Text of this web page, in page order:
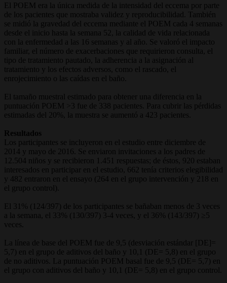
El POEM era la única medida de la intensidad del eccema por parte
de los pacientes que mostraba validez y reproducibilidad. También
se midió la gravedad del eccema mediante el POEM cada 4 semanas
desde el inicio hasta la semana 52, la calidad de vida relacionada
con la enfermedad a las 16 semanas y al año. Se valoró el impacto
familiar, el número de exacerbaciones que requirieron consulta, el
tipo de tratamiento pautado, la adherencia a la asignación al
tratamiento y los efectos adversos, como el rascado, el
enrojecimiento o las caídas en el baño.
El tamaño muestral estimado para obtener una diferencia en la
puntuación POEM >3 fue de 338 pacientes. Para cubrir las pérdidas
estimadas del 20%, la muestra se aumentó a 423 pacientes.
Resultados
Los participantes se incluyeron en el estudio entre diciembre de
2014 y mayo de 2016. Se enviaron invitaciones a los padres de
12.504 niños y se recibieron 1.451 respuestas; de éstos, 920 estaban
interesados en participar en el estudio, 662 tenía criterios elegibilidad
y 482 entraron en el ensayo (264 en el grupo intervención y 218 en
el grupo control).
El 31% (124/397) de los participantes se bañaban menos de 3 veces
a la semana, el 33% (130/397) 3-4 veces, y el 36% (143/397) ≥5
veces.
La línea de base del POEM fue de 9,5 (desviación estándar [DE]=
5,7) en el grupo de aditivos del baño y 10,1 (DE= 5,8) en el grupo
de no aditivos. La puntuación POEM basal fue de 9,5 (DE= 5,7) en
el grupo con aditivos del baño y 10,1 (DE= 5,8) en el grupo control.